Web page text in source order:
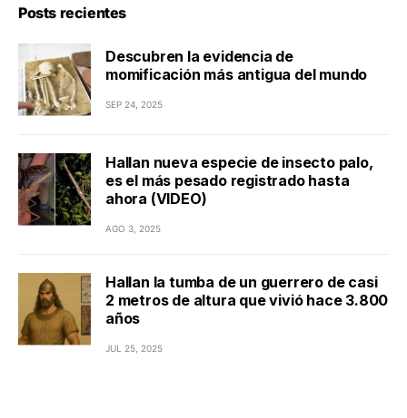
Posts recientes
Descubren la evidencia de
momificación más antigua del mundo
SEP 24, 2025
Hallan nueva especie de insecto palo,
es el más pesado registrado hasta
ahora (VIDEO)
AGO 3, 2025
Hallan la tumba de un guerrero de casi
2 metros de altura que vivió hace 3.800
años
JUL 25, 2025